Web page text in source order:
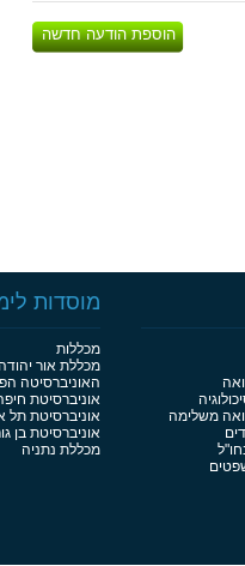
הוספת הודעה חדשה
משלימה
מוסדות
מכללות
מכללת אור
האוניברסיטה
אוניברסיטת
אוניברסיטת תל
אוניברסיטת בן
מכללת נתניה